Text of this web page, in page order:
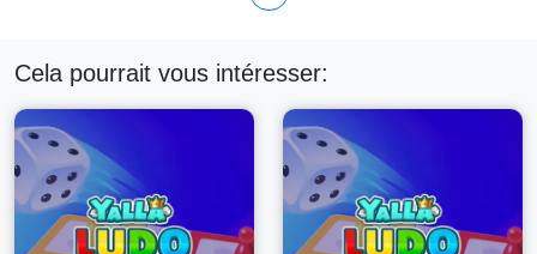
Cela pourrait vous intéresser: